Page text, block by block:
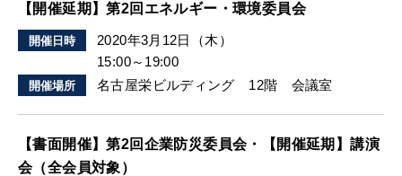
【開催延期】第2回エネルギー・環境委員会
開催日時
2020年3月12日（木）
15:00～19:00
開催場所 名古屋栄ビルディング 12階 会議室
【書面開催】第2回企業防災委員会・【開催延期】講演
会（全会員対象）